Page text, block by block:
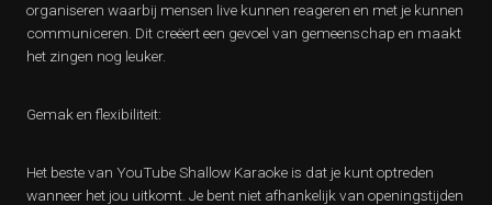
organiseren waarbij mensen live kunnen reageren en met je kunnen
communiceren. Dit creëert een gevoel van gemeenschap en maakt
het zingen nog leuker.
Gemak en flexibiliteit:
Het beste van YouTube Shallow Karaoke is dat je kunt optreden
wanneer het jou uitkomt. Je bent niet afhankelijk van openingstijden